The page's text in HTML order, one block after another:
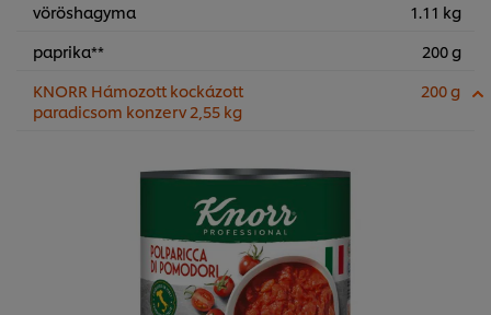
vöröshagyma
1.11 kg
paprika**
200 g
KNORR Hámozott kockázott
paradicsom konzerv 2,55 kg
200 g